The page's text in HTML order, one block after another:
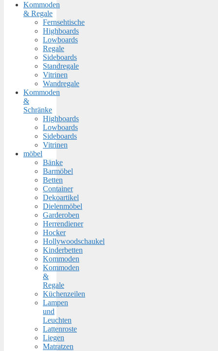
Kommoden
& Regale
Fernsehtische
Highboards
Lowboards
Regale
Sideboards
Standregale
Vitrinen
Wandregale
Kommoden
&
Schränke
Highboards
Lowboards
Sideboards
Vitrinen
möbel
Bänke
Barmöbel
Betten
Container
Dekoartikel
Dielenmöbel
Garderoben
Herrendiener
Hocker
Hollywoodschaukel
Kinderbetten
Kommoden
Kommoden
&
Regale
Küchenzeilen
Lampen
und
Leuchten
Lattenroste
Liegen
Matratzen